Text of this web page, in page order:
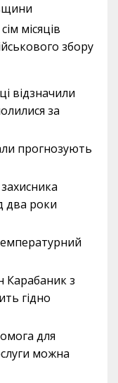
місяців
збору
відзначили
за
прогнозують
два роки
Карабаник з
гідно
для
можна